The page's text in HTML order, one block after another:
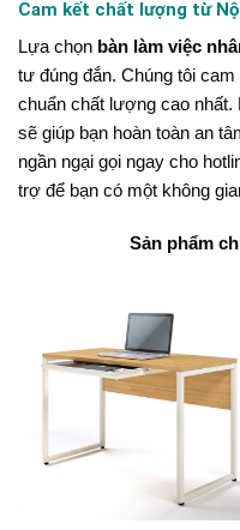
Cam kết chất lượng từ
Lựa chọn bàn làm việc
tư đúng đắn. Chúng tôi
chuẩn chất lượng cao nhất.
sẽ giúp bạn hoàn toàn an
ngần ngại gọi ngay cho
trợ để bạn có một không
Sản phẩm